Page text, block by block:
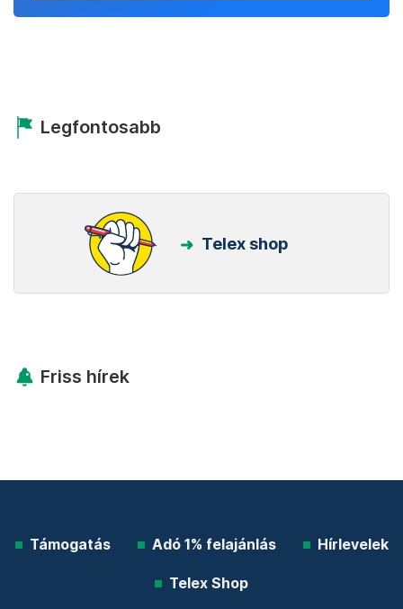
Legfontosabb
Telex shop
Friss hírek
Támogatás Adó 1% felajánlás Hírlevelek
Telex Shop